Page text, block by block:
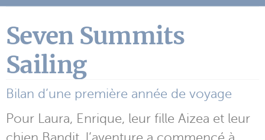
Seven Summits
Sailing
Bilan d’une première année de voyage
Pour Laura, Enrique, leur fille Aizea et leur